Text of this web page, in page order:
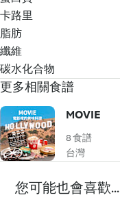
卡路里
脂肪
纖維
碳水化合物
更多相關食譜
MOVIE
8 食譜
台灣
您可能也會喜歡...